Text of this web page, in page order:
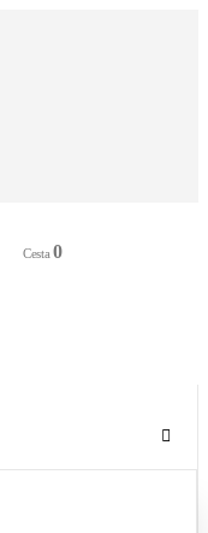
Cesta0